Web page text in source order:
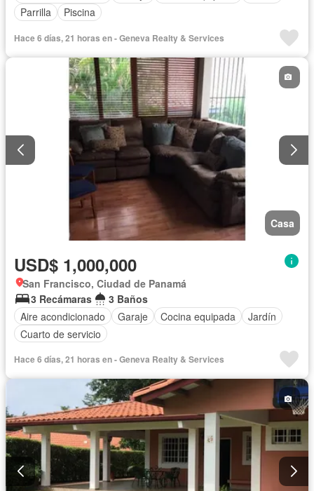
Parrilla
Piscina
Hace 6 días, 21 horas en - Geneva Realty & Services
Casa
USD$ 1,000,000
San Francisco, Ciudad de Panamá
3 Recámaras
3 Baños
Aire acondicionado
Garaje Cocina equipada
Jardín
Cuarto de servicio
Hace 6 días, 21 horas en - Geneva Realty & Services